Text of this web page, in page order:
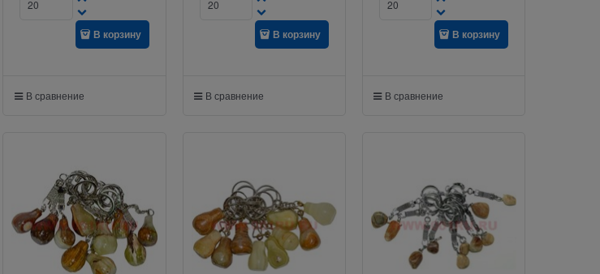
В корзину
В сравнение
В корзину
В сравнение
В корзину
В сравнение